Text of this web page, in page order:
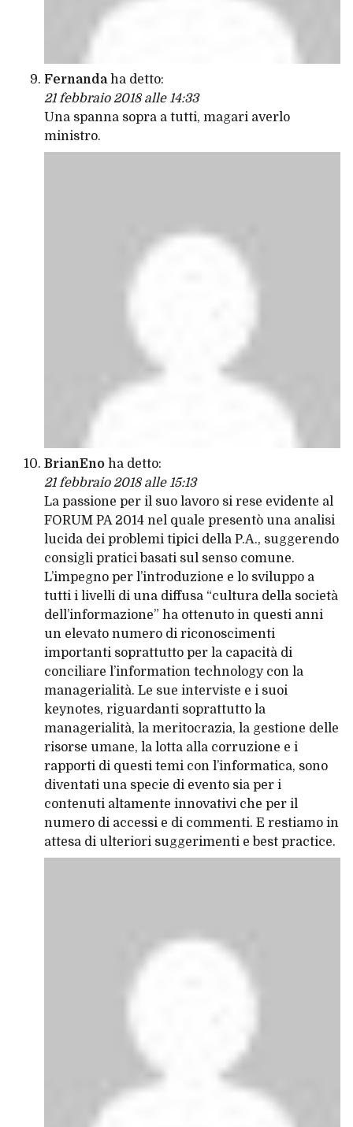
Fernanda ha detto:
21 febbraio 2018 alle 14:33
Una spanna sopra a tutti, magari averlo
ministro.
BrianEno ha detto:
21 febbraio 2018 alle 15:13
La passione per il suo lavoro si rese evidente al
FORUM PA 2014 nel quale presentò una analisi
lucida dei problemi tipici della P.A., suggerendo
consigli pratici basati sul senso comune.
L’impegno per l’introduzione e lo sviluppo a
tutti i livelli di una diffusa “cultura della società
dell’informazione” ha ottenuto in questi anni
un elevato numero di riconoscimenti
importanti soprattutto per la capacità di
conciliare l’information technology con la
managerialità. Le sue interviste e i suoi
keynotes, riguardanti soprattutto la
managerialità, la meritocrazia, la gestione delle
risorse umane, la lotta alla corruzione e i
rapporti di questi temi con l’informatica, sono
diventati una specie di evento sia per i
contenuti altamente innovativi che per il
numero di accessi e di commenti. E restiamo in
attesa di ulteriori suggerimenti e best practice.